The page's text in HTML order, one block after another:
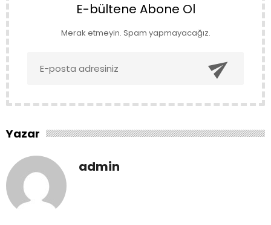
E-bültene Abone Ol
Merak etmeyin. Spam yapmayacağız.

Yazar
admin